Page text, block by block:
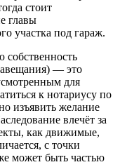
стоит
главы
участка под гараж.
— это
для
к нотариусу по
изъявить желание
влечёт за
как движимые,
с точки
может быть частью